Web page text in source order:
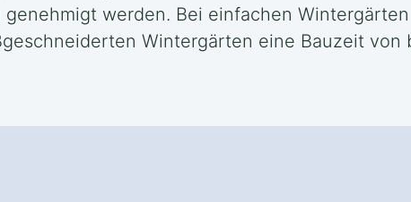
werden. Bei einfachen
Wintergärten eine Bauzeit